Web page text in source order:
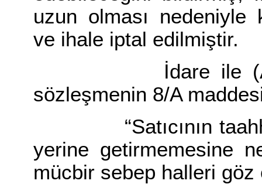
uzun olması nedeniyle
ve ihale iptal edilmiştir.
İdare ile (A)
sözleşmenin 8/A
“Satıcının
yerine getirmemesine
mücbir sebep halleri göz